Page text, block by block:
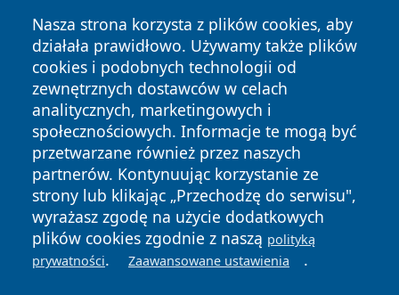
Nasza strona korzysta z plików cookies, aby
działała prawidłowo. Używamy także plików
cookies i podobnych technologii od
zewnętrznych dostawców w celach
analitycznych, marketingowych i
społecznościowych. Informacje te mogą być
przetwarzane również przez naszych
partnerów. Kontynuując korzystanie ze
strony lub klikając „Przechodzę do serwisu",
wyrażasz zgodę na użycie dodatkowych
plików cookies zgodnie z naszą polityką
prywatności. Zaawansowane ustawienia .
Copyright © 2026 wrotatarnowa.pl Wszystkie prawa
zastrzeżone.
News Autorzy
Polityka
Prywatności
Polityka
Cookies